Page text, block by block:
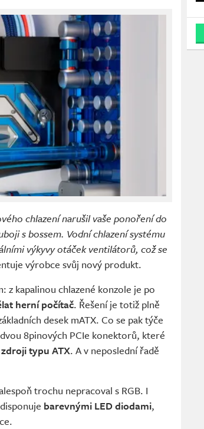
chlazení narušil vaše ponoření do
s bossem. Vodní chlazení systému
výkyvy otáček ventilátorů, což se
výrobce svůj nový produkt.
z kapalinou chlazené konzole je po
herní počítač. Řešení je totiž plně
desek mATX. Co se pak týče
8pinových PCIe konektorů, které
typu ATX. A v neposlední řadě
trochu nepracoval s RGB. I
barevnými LED diodami,